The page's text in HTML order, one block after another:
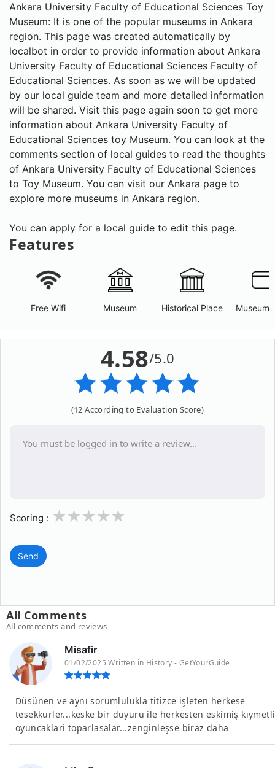
Ankara University Faculty of Educational Sciences Toy
Museum: It is one of the popular museums in Ankara
region. This page was created automatically by
localbot in order to provide information about Ankara
University Faculty of Educational Sciences Faculty of
Educational Sciences. As soon as we will be updated
by our local guide team and more detailed information
will be shared. Visit this page again soon to get more
information about Ankara University Faculty of
Educational Sciences toy Museum. You can look at the
comments section of local guides to read the thoughts
of Ankara University Faculty of Educational Sciences
to Toy Museum. You can visit our Ankara page to
explore more museums in Ankara region.
You can apply for a local guide to edit this page.
Features
Free Wifi Museum Historical Place Museum
4.58/5.0
(12 According to Evaluation Score)
Scoring : 3
2
1
Send
All Comments
All comments and reviews
Misafir
01/02/2025 Written in History - GetYourGuide
Düsünen ve aynı sorumlulukla titizce işleten herkese
tesekkurler...keske bir duyuru ile herkesten eskimiş kıymetli
oyuncaklari toparlasalar...zenginleşse biraz daha